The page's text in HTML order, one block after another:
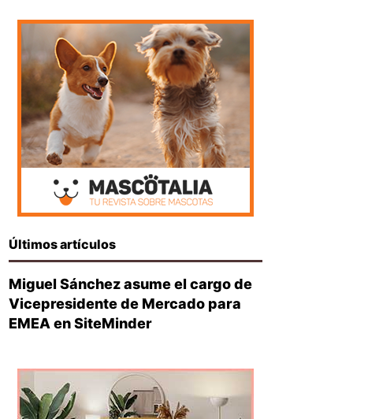
Últimos artículos
Miguel Sánchez asume el cargo de
Vicepresidente de Mercado para
EMEA en SiteMinder